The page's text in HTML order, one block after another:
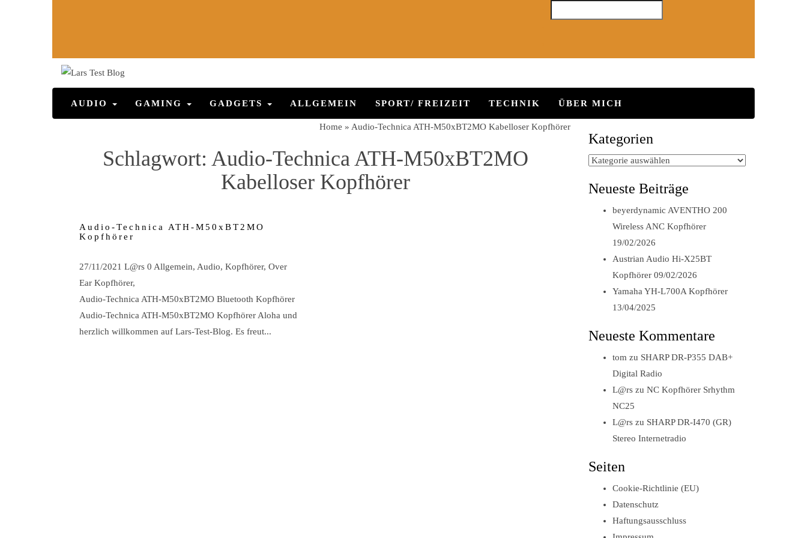
AUDIO GAMING GADGETS ALLGEMEIN SPORT/ FREIZEIT TECHNIK ÜBER MICH
Home » Audio-Technica ATH-M50xBT2MO Kabelloser Kopfhörer
Schlagwort:Audio-Technica ATH-M50xBT2MO
Kabelloser Kopfhörer
Audio-Technica ATH-M50xBT2MO
Kopfhörer
27/11/2021 L@rs 0 Allgemein, Audio, Kopfhörer, Over
Ear Kopfhörer,
Audio-Technica ATH-M50xBT2MO Bluetooth Kopfhörer
Audio-Technica ATH-M50xBT2MO Kopfhörer Aloha und
herzlich willkommen auf Lars-Test-Blog. Es freut...
Kategorien
Kategorien
Neueste Beiträge
beyerdynamic AVENTHO 200
Wireless ANC Kopfhörer
19/02/2026
Austrian Audio Hi-X25BT
Kopfhörer 09/02/2026
Yamaha YH-L700A Kopfhörer
13/04/2025
Neueste Kommentare
tom zu SHARP DR-P355 DAB+
Digital Radio
L@rszu NC Kopfhörer Srhythm
NC25
L@rszu SHARP DR-I470 (GR)
Stereo Internetradio
Seiten
Cookie-Richtlinie (EU)
Datenschutz
Haftungsausschluss